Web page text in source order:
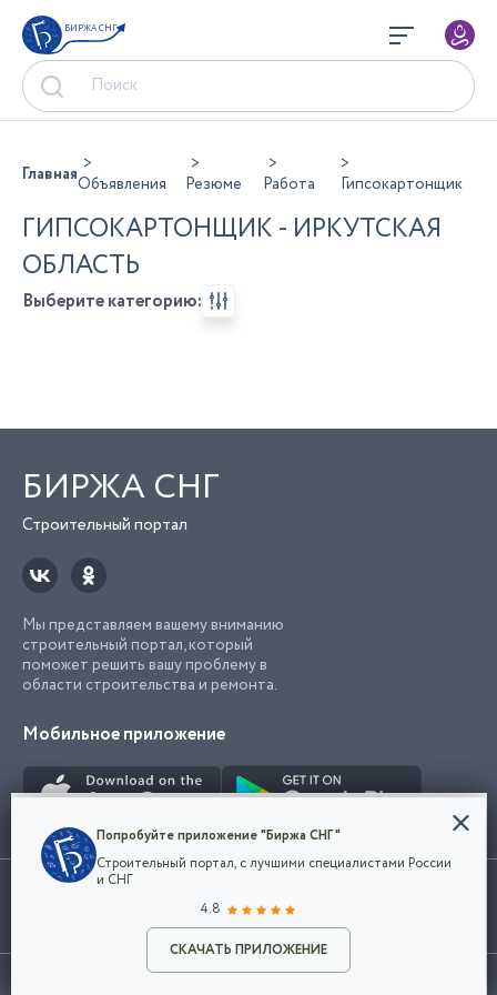
БИРЖА СНГ
Разместить объявление
ГлавнаяОбъявления Резюме Работа Гипсокартонщик
ГИПСОКАРТОНЩИК - ИРКУТСКАЯ
ОБЛАСТЬ
Выберите категорию:
БИРЖА СНГ
Строительный портал
Мы представляем вашему вниманию
строительный портал, который
поможет решить вашу проблему в
области строительства и ремонта.
Мобильное приложение
Использование сайта, в том числе подача объявлений, означает
марки представленные на сайте являются собственностью их
©2026Биржа СНГ
Конфиденциальность
Мы используем файлы cookie, чтобы сделать
наш сайт удобным для каждого
Политикой конфиденциальности компании
и принимаете условия использования cookie.
Попробуйте приложение "Биржа СНГ"
Строительный портал, с лучшими специалистами России
и СНГ
4.8
СКАЧАТЬ ПРИЛОЖЕНИЕ